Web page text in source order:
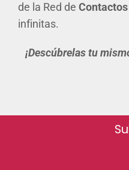
de la Red de
infinitas.
¡Descúbrelas tu